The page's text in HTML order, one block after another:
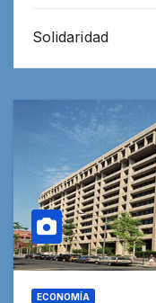
Solidaridad
ECONOMÍA